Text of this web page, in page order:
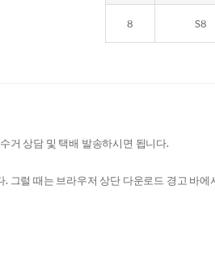
8 S8
거 상담 및 택배 발송하시면 됩니다.
럴 때는 브라우저 상단 다운로드 경고 바에